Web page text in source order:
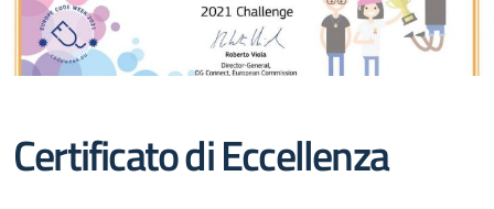
Certificato di Eccellenza